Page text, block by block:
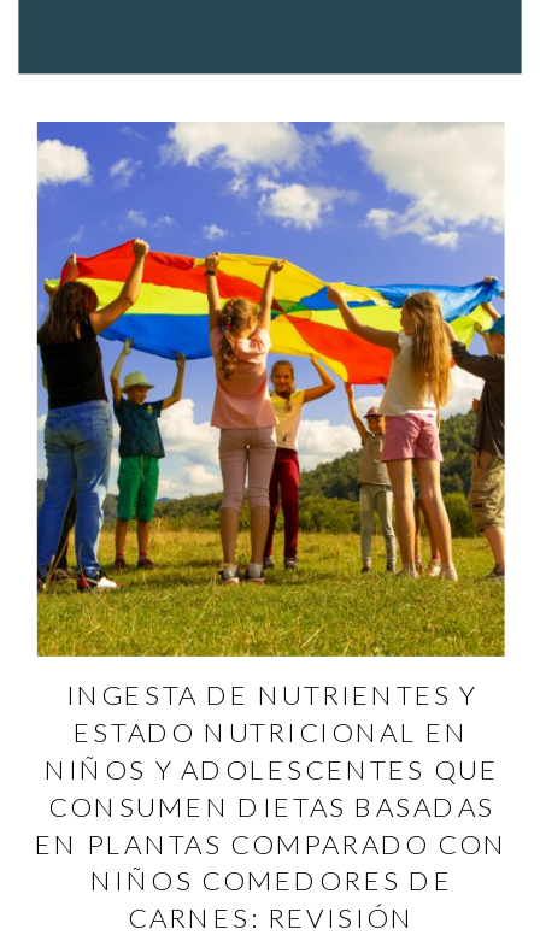
INGESTA DE NUTRIENTES Y
ESTADO NUTRICIONAL EN
NIÑOS Y ADOLESCENTES QUE
CONSUMEN DIETAS BASADAS
EN PLANTAS COMPARADO CON
NIÑOS COMEDORES DE
CARNES: REVISIÓN